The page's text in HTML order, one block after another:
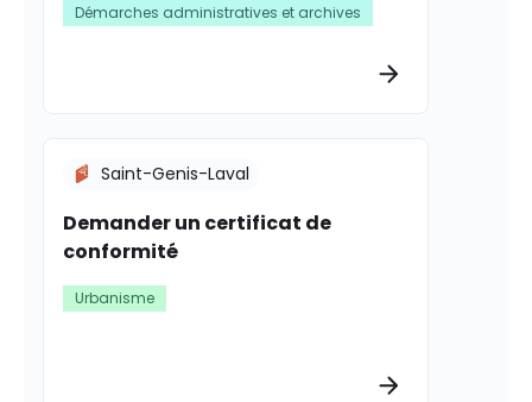
Démarches administratives et archives
Demander un certificat de
conformité
Saint-Genis-Laval
Urbanisme